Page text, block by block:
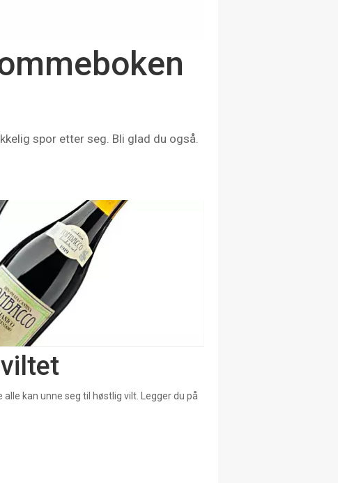
spor etter seg. Bli glad du også.
kan unne seg til høstlig vilt. Legger du på